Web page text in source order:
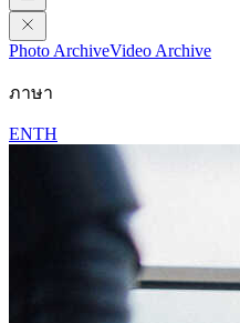
Photo ArchiveVideo Archive
ภาษา
ENTH